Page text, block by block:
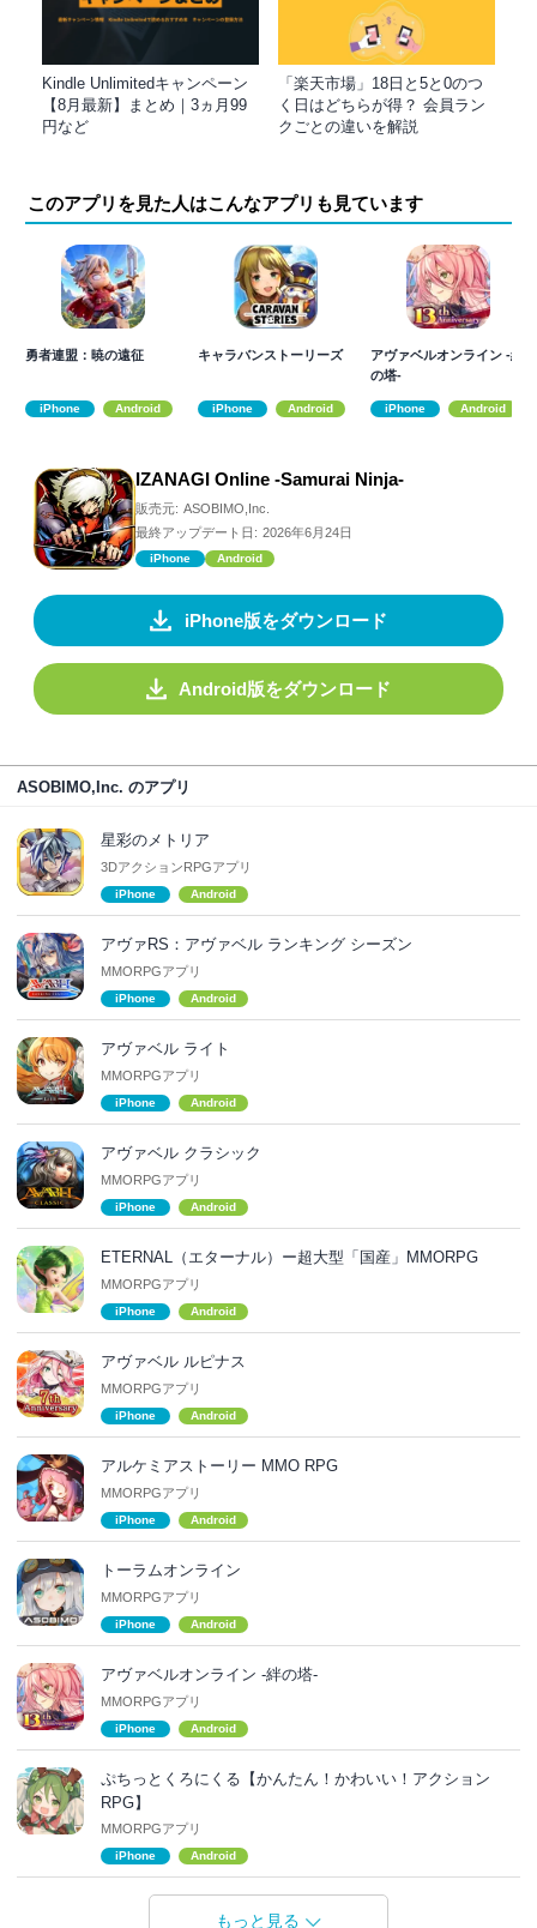
Kindle Unlimitedキャンペーン
【8月最新】まとめ｜3ヵ月99
円など
「楽天市場」18日と5と0のつ
く日はどちらが得？ 会員ラン
クごとの違いを解説
このアプリを見た人はこんなアプリも見ています
勇者連盟：暁の遠征
iPhone Android
キャラバンストーリーズ
iPhone Android
アヴァベルオンライン -絆
の塔-
iPhone Android
IZANAGI Online -Samurai Ninja-
販売元: ASOBIMO,Inc.
最終アップデート日: 2026年6月24日
iPhone Android
iPhone版をダウンロード
Android版をダウンロード
ASOBIMO,Inc. のアプリ
星彩のメトリア
3DアクションRPGアプリ
iPhone Android
アヴァRS：アヴァベル ランキング シーズン
MMORPGアプリ
iPhone Android
アヴァベル ライト
MMORPGアプリ
iPhone Android
アヴァベル クラシック
MMORPGアプリ
iPhone Android
ETERNAL（エターナル‪）‬ー超大型「国産」MMORPG
MMORPGアプリ
iPhone Android
アヴァベル ルピナス
MMORPGアプリ
iPhone Android
アルケミアストーリー MMO RPG
MMORPGアプリ
iPhone Android
トーラムオンライン
MMORPGアプリ
iPhone Android
アヴァベルオンライン -絆の塔-
MMORPGアプリ
iPhone Android
ぷちっとくろにくる【かんたん！かわいい！アクション
RPG】
MMORPGアプリ
iPhone Android
もっと見る